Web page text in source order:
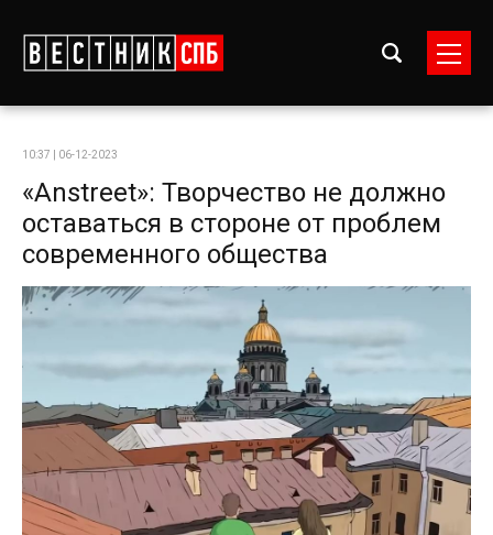
10:37 | 06-12-2023
«Anstreet»: Творчество не должно
оставаться в стороне от проблем
современного общества